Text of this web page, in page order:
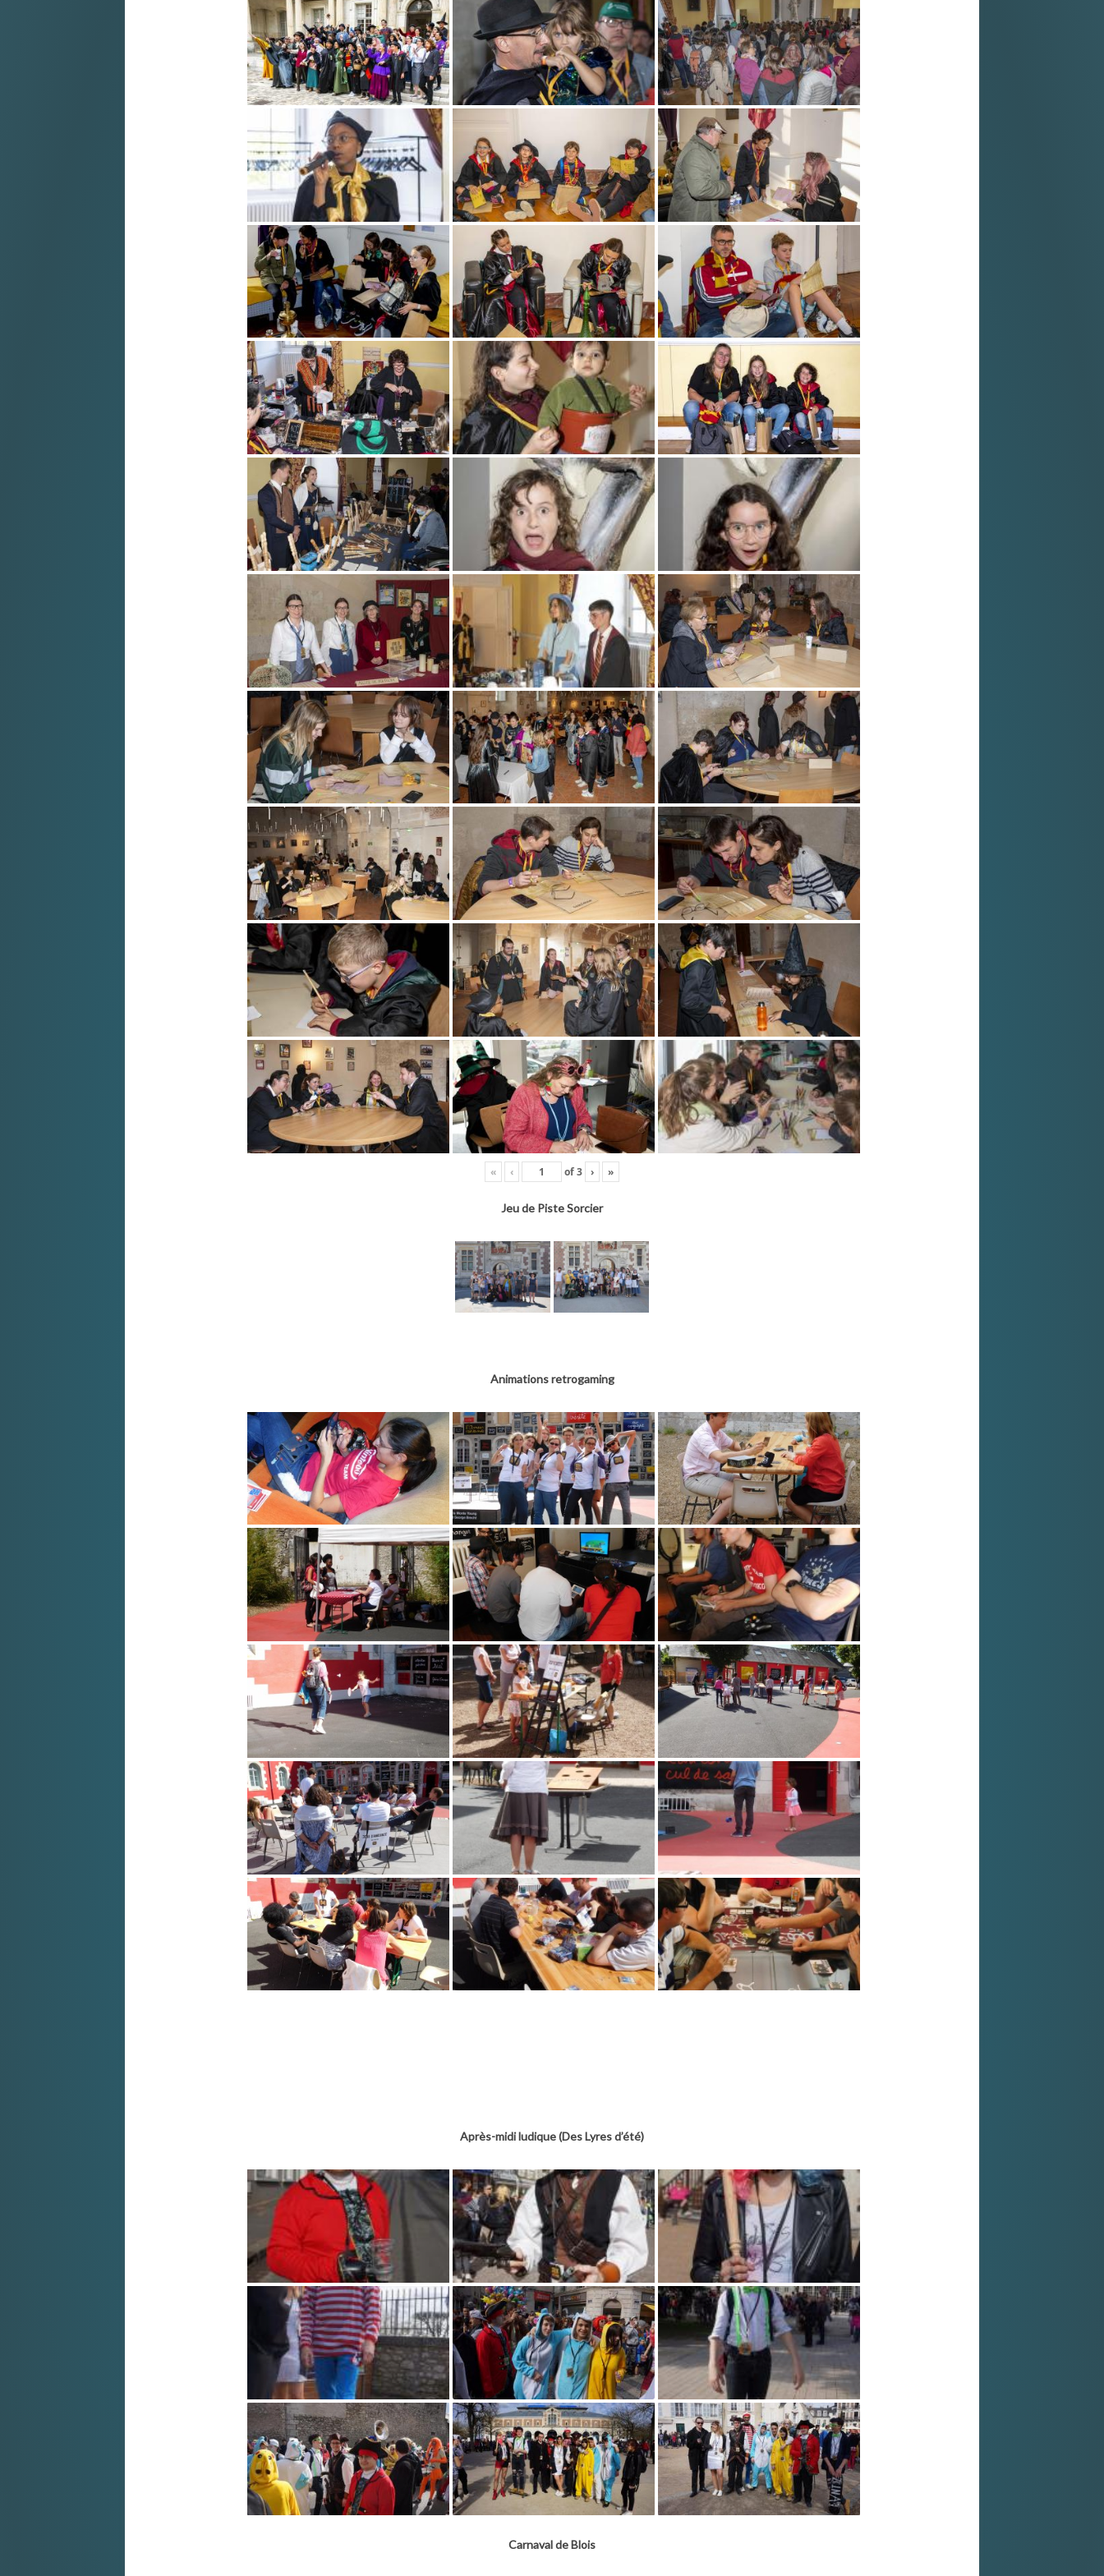
« ‹ of3 › »
Jeu de Piste Sorcier
Animations retrogaming
Après-midi ludique (Des Lyres d’été)
Carnaval de Blois